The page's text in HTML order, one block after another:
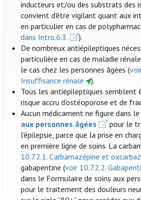
inducteurs et/ou des substrats des
convient d'être vigilant quant aux
en particulier en cas de
dans Intro.6.3.
).
De nombreux antiépileptiques
particulière en cas de maladie
le cas chez les personnes âgées (
Insuffisance rénale
).
Tous les antiépileptiques semblent
risque accru d'ostéoporose et de
Aucun médicament ne figure dans le
aux personnes âgées
pour le
l'épilepsie, parce que la prise en
en première ligne de soins. La
10.7.2.1. Carbamazépine et
gabapentine (voir 10.7.2.2.
dans le Formulaire de soins aux
pour le traitement des douleurs